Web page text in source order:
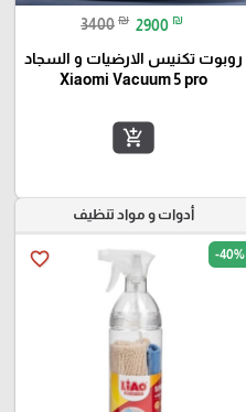
3400 ₪ 2900 ₪
روبوت تكنيس الارضيات و السجاد
Xiaomi Vacuum 5 pro
add_shopping_cart
أدوات و مواد تنظيف
favorite_border -40%